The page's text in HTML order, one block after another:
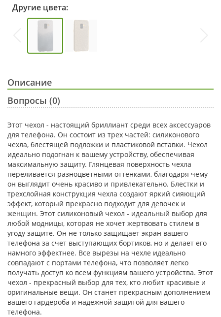
Другие цвета:
Описание
Вопросы (0)
Этот чехол - настоящий бриллиант среди всех аксессуаров
для телефона. Он состоит из трех частей: силиконового
чехла, блестящей подложки и пластиковой вставки. Чехол
идеально подогнан к вашему устройству, обеспечивая
максимальную защиту. Глянцевая поверхность чехла
переливается разноцветными оттенками, благодаря чему
он выглядит очень красиво и привлекательно. Блестки и
трехслойная конструкция чехла создают яркий сияющий
эффект, который прекрасно подходит для девочек и
женщин. Этот силиконовый чехол - идеальный выбор для
любой модницы, которая не хочет жертвовать стилем в
угоду защите. Он не только защищает экран вашего
телефона за счет выступающих бортиков, но и делает его
намного эффектнее. Все вырезы на чехле идеально
совпадают с портами телефона, что позволяет легко
получать доступ ко всем функциям вашего устройства. Этот
чехол - прекрасный выбор для тех, кто любит красивые и
оригинальные вещи. Он станет прекрасным дополнением
вашего гардероба и надежной защитой для вашего
телефона.